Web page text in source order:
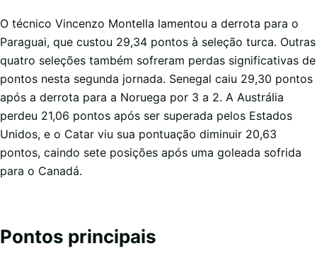
O técnico Vincenzo Montella lamentou a derrota para o
Paraguai, que custou 29,34 pontos à seleção turca. Outras
quatro seleções também sofreram perdas significativas de
pontos nesta segunda jornada. Senegal caiu 29,30 pontos
após a derrota para a Noruega por 3 a 2. A Austrália
perdeu 21,06 pontos após ser superada pelos Estados
Unidos, e o Catar viu sua pontuação diminuir 20,63
pontos, caindo sete posições após uma goleada sofrida
para o Canadá.
Pontos principais